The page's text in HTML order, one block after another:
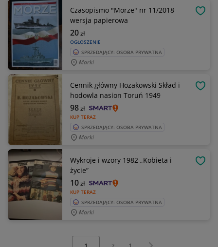
Czasopismo "Morze" nr 11/2018
wersja papierowa
OGŁOSZENIE
20zł
SPRZEDAJĄCY: OSOBA PRYWATNA
Marki
Cennik główny Hozakowski Skład i
hodowla nasion Toruń 1949
KUP TERAZ
98zł
SPRZEDAJĄCY: OSOBA PRYWATNA
Marki
Wykroje i wzory 1982 „Kobieta i
życie”
KUP TERAZ
10zł
SPRZEDAJĄCY: OSOBA PRYWATNA
Marki
Następna strona